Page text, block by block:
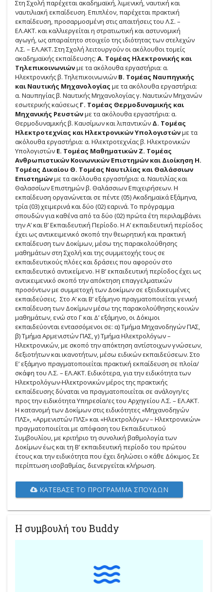
Στη Σχολή παρέχεται ακαδημαϊκή, λιμενική, ναυτική και
ναυτιλιακή εκπαίδευση. Επιπλέον, παρέχεται πρακτική
εκπαίδευση, προσαρμοσμένη στις απαιτήσεις του Λ.Σ. –
ΕΛ.ΑΚΤ. και καλλιεργείται η στρατιωτική και αστυνομική
αγωγή, ως απαραίτητο στοιχείο της ιδιότητας των στελεχών
Λ.Σ. – ΕΛ.ΑΚΤ. Στη Σχολή λειτουργούν οι ακόλουθοι τομείς
ακαδημαϊκής εκπαίδευσης:Α. Τομέας Ηλεκτρονικής και
Τηλεπικοινωνιώνμε τα ακόλουθα εργαστήρια: α.
Ηλεκτρονικής β. Τηλεπικοινωνιών Β. Τομέας Ναυπηγικής
και Ναυτικής Μηχανολογίας με τα ακόλουθα εργαστήρια:
α. Ναυπηγίας β. Ναυτικής Μηχανολογίας γ. Ναυτικών Μηχανών
εσωτερικής καύσεως Γ. Τομέας Θερμοδυναμικής και
Μηχανικής Ρευστώνμε τα ακόλουθα εργαστήρια: α.
Θερμοδυναμικής β. Καυσίμων και λιπαντικών Δ. Τομέας
Ηλεκτροτεχνίας και Ηλεκτρονικών Υπολογιστώνμε τα
ακόλουθα εργαστήρια: α. Ηλεκτροτεχνίας β. Ηλεκτρονικών
Υπολογιστών Ε. Τομέας Μαθηματικών Ζ. Τομέας
Ανθρωπιστικών Κοινωνικών Επιστημών και Διοίκηση Η.
Τομέας Δικαίου Θ. Τομέας Ναυτιλίας και Θαλάσσιων
Επιστημώνμε τα ακόλουθα εργαστήρια: α. Ναυτιλίας και
Θαλασσίων Επιστημών β. Θαλάσσιων Επιχειρήσεων. Η
εκπαίδευση οργανώνεται σε πέντε (05) Ακαδημαϊκά Εξάμηνα,
τρία (03) χειμερινά και δύο (02) εαρινά. Το πρόγραμμα
σπουδών για καθένα από τα δύο (02) πρώτα έτη περιλαμβάνει
την Α’ και Β’ Εκπαιδευτική Περίοδο. Η Α’ εκπαιδευτική περίοδος
έχει ως αντικειμενικό σκοπό την θεωρητική και πρακτική
εκπαίδευση των Δοκίμων, μέσω της παρακολούθησης
μαθημάτων στη Σχολή και της συμμετοχής τους σε
εκπαιδευτικούς πλόες και δράσεις που αφορούν στο
εκπαιδευτικό αντικείμενο. Η Β’ εκπαιδευτική περίοδος έχει ως
αντικειμενικό σκοπό την απόκτηση επαγγελματικών
προσόντων με συμμετοχή των Δοκίμων σε εξειδικευμένες
εκπαιδεύσεις. Στο Α’ και Β’ εξάμηνο πραγματοποιείται γενική
εκπαίδευση των Δοκίμων μέσω της παρακολούθησης κοινών
μαθημάτων, ενώ στο Γ και Δ’ εξάμηνο, οι Δόκιμοι
εκπαιδεύονται εντασσόμενοι σε: α) Τμήμα Μηχανοδηγών ΠΑΣ,
β) Τμήμα Αρμενιστών ΠΑΣ, γ) Τμήμα Ηλεκτρολόγων –
Ηλεκτρονικών, με σκοπό την απόκτηση αντίστοιχων γνώσεων,
δεξιοτήτων και ικανοτήτων, μέσω ειδικών εκπαιδεύσεων. Στο
Ε’ εξάμηνο πραγματοποιείται πρακτική εκπαίδευση σε πλοία/
σκάφη του Λ.Σ. – ΕΛ.ΑΚΤ. Ειδικότερα, για την ειδικότητα των
Ηλεκτρολόγων-Ηλεκτρονικών μέρος της πρακτικής
εκπαίδευσης δύναται να πραγματοποιείται σε ανάλογη/ες
προς την ειδικότητα Υπηρεσία/ες του Αρχηγείου Λ.Σ. – ΕΛ.ΑΚΤ.
Η κατανομή των Δοκίμων στις ειδικότητες «Μηχανοδηγών
ΠΛΣ», «Αρμενιστών ΠΛΣ» και «Ηλεκτρολόγων – Ηλεκτρονικών»
πραγματοποιείται με απόφαση του Εκπαιδευτικού
Συμβουλίου, με κριτήριο τη συνολική βαθμολογία των
Δοκίμων έως και τη Β’ εκπαιδευτική περίοδο του πρώτου
έτους και την ειδικότητα που έχει δηλώσει ο κάθε Δόκιμος. Σε
περίπτωση ισοβαθμίας, διενεργείται κλήρωση.
ΚΑΤΈΒΑΣΕ ΤΟ ΠΡΌΓΡΑΜΜΑ ΣΠΟΥΔΏΝ
Η συμβουλή του Buddy